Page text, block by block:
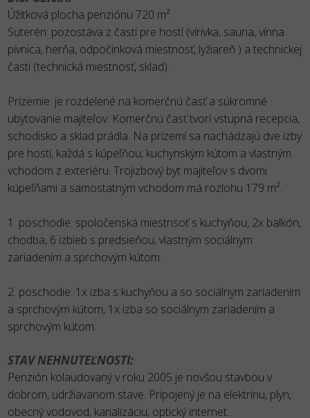
Úžitková plocha penziónu 720 m².
Suterén: pozostáva z časti pre hostí (vírivka, sauna, vínna
pivnica, herňa, odpočinková miestnosť, lyžiareň ) a technickej
časti (technická miestnosť, sklad).
Prízemie: je rozdelené na komerčnú časť a súkromné
ubytovanie majiteľov. Komerčnú časť tvorí vstupná recepcia,
schodisko a sklad prádla. Na prízemí sa nachádzajú dve izby
pre hostí, každá s kúpeľňou, kuchynským kútom a vlastným
vchodom z exteriéru. Trojizbový byt majiteľov s dvomi
kúpeľňami a samostatným vchodom má rozlohu 179 m².
1. poschodie: spoločenská miestnsoť s kuchyňou, 2x balkón,
chodba, 6 izbieb s predsieňou, vlastným sociálnym
zariadením a sprchovým kútom.
2. poschodie: 1x izba s kuchyňou a so sociálnym zariadením
a sprchovým kútom, 1x izba so sociálnym zariadením a
sprchovým kútom.
STAV NEHNUTEĽNOSTI:
Penzión kolaudovaný v roku 2005 je novšou stavbou v
dobrom, udržiavanom stave. Pripojený je na elektrinu, plyn,
obecný vodovod, kanalizáciu, optický internet.